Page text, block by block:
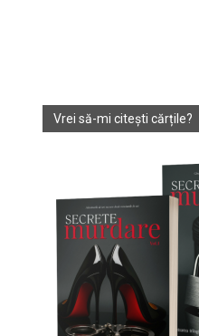
Vrei să-mi citești cărțile?